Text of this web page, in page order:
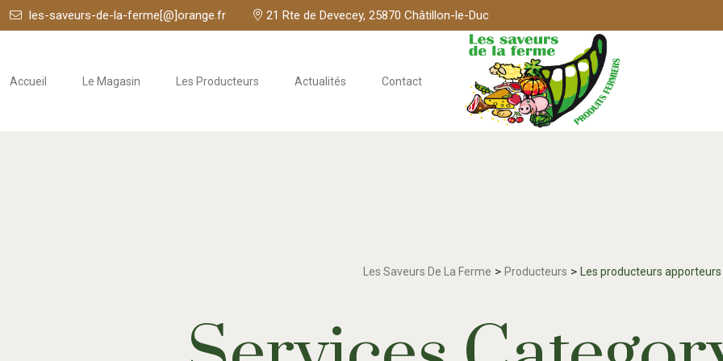
les-saveurs-de-la-ferme[@]orange.fr 21 Rte de Devecey, 25870 Châtillon-le-Duc
Accueil Le Magasin Les Producteurs Actualités Contact
Les Saveurs De La Ferme > Producteurs > Les producteurs apporteurs